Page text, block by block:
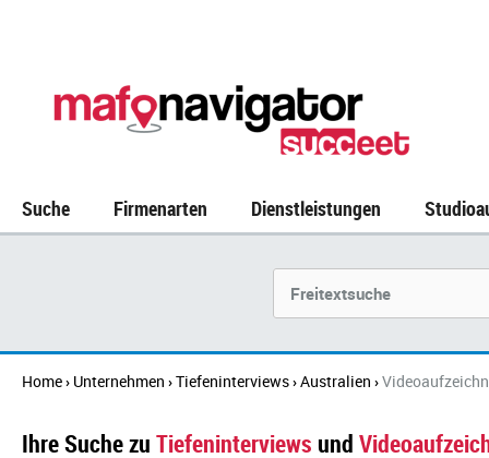
Suche Firmenarten Dienstleistungen
Home› Unternehmen ›Tiefeninterviews›Australien ›
Ihre Suche zu Tiefeninterviews und